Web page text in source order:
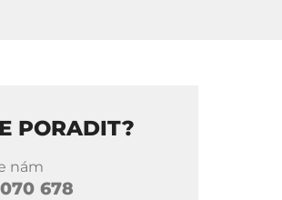
PORADIT?
nám
678